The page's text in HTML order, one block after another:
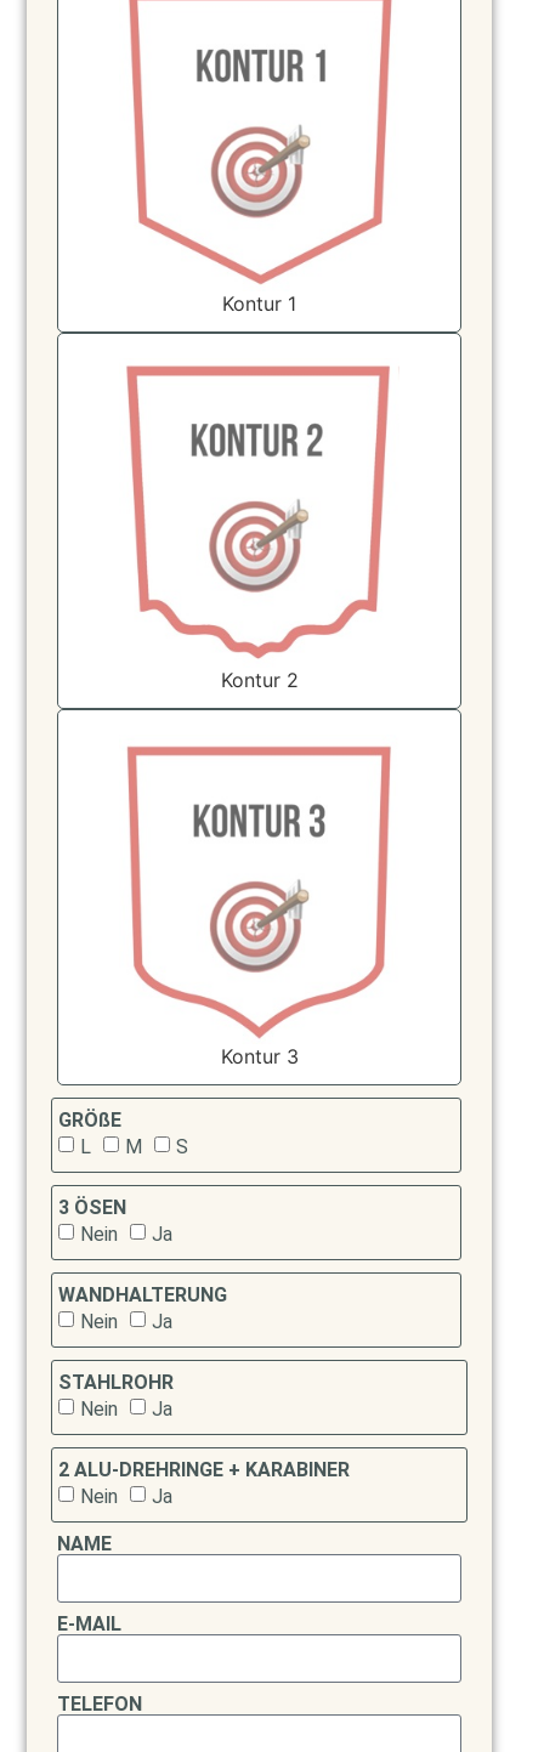
Kontur 1
Kontur 2
Kontur 3
GRÖßE
L
M S
3 ÖSEN
Nein
Ja
WANDHALTERUNG
Nein
Ja
STAHLROHR
Nein
Ja
2 ALU-DREHRINGE + KARABINER
Nein
Ja
NAME
E-MAIL
TELEFON